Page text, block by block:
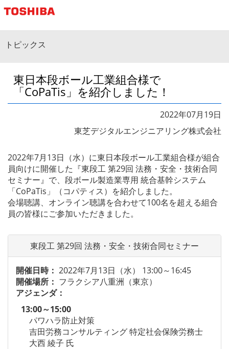
東芝デジタルエンジニアリング株式会社
トピックス
東日本段ボール工業組合様で
「CoPaTis」を紹介しました！
2022年07月19日
東芝デジタルエンジニアリング株式会社
2022年7月13日（水）に東日本段ボール工業組合様が組合
員向けに開催した『東段工 第29回 法務・安全・技術合同
セミナー』で、段ボール製造業専用 統合基幹システム
「CoPaTis」（コパティス）を紹介しました。
会場聴講、オンライン聴講を合わせて100名を超える組合
員の皆様にご参加いただきました。
東段工 第29回 法務・安全・技術合同セミナー
開催日時： 2022年7月13日（水） 13:00～16:45
開催場所： フラクシア八重洲（東京）
アジェンダ：
13:00～15:00
パワハラ防止対策
吉田労務コンサルティング 特定社会保険労務士
大西 綾子 氏